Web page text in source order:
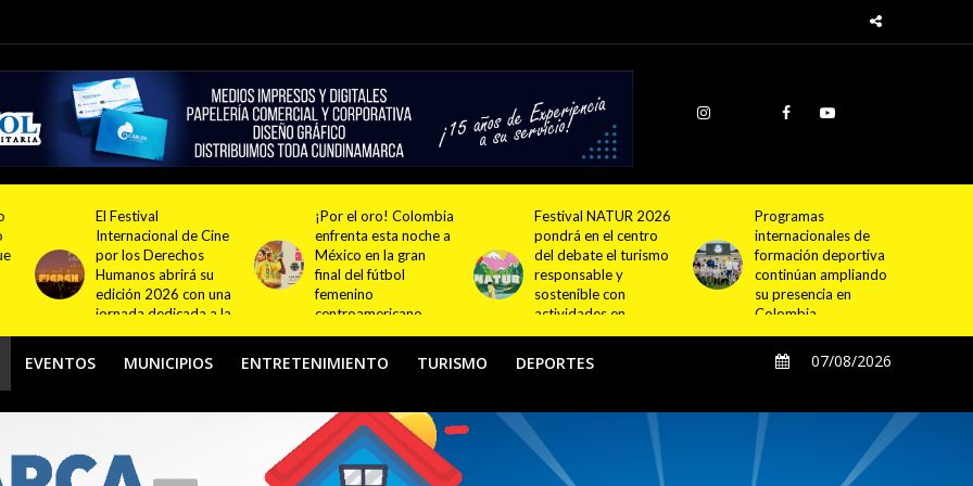
¡Por el oro! Colombia
enfrenta esta noche a
México en la gran
final del fútbol
femenino
centroamericano
Festival NATUR 2026
pondrá en el centro
del debate el turismo
responsable y
sostenible con
actividades en
Bogotá y Guasca
Programas
internacionales de
formación deportiva
continúan ampliando
su presencia en
Colombia
Cundinamarca
proyecta la
construcción de
4.000 nuevas
viviendas en 12
municipios
EVENTOS MUNICIPIOS ENTRETENIMIENTO TURISMO DEPORTES 07/08/2026